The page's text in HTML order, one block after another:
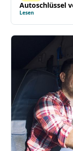
Autoschlüssel
Lesen